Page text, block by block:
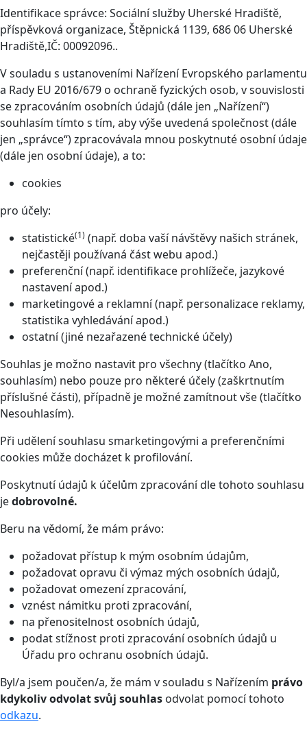
Identifikace správce: Sociální služby Uherské Hradiště,
příspěvková organizace, Štěpnická 1139, 686 06 Uherské
Hradiště,IČ: 00092096..
V souladu s ustanoveními Nařízení Evropského parlamentu
a Rady EU 2016/679 o ochraně fyzických osob, v souvislosti
se zpracováním osobních údajů (dále jen „Nařízení“)
souhlasím tímto s tím, aby výše uvedená společnost (dále
jen „správce“) zpracovávala mnou poskytnuté osobní údaje
(dále jen osobní údaje), a to:
cookies
pro účely:
statistické(1) (např. doba vaší návštěvy našich stránek,
nejčastěji používaná část webu apod.)
preferenční (např. identifikace prohlížeče, jazykové
nastavení apod.)
marketingové a reklamní (např. personalizace reklamy,
statistika vyhledávání apod.)
ostatní (jiné nezařazené technické účely)
Souhlas je možno nastavit pro všechny (tlačítko Ano,
souhlasím) nebo pouze pro některé účely (zaškrtnutím
příslušné části), případně je možné zamítnout vše (tlačítko
Nesouhlasím).
Při udělení souhlasu smarketingovými a preferenčními
cookies může docházet k profilování.
Poskytnutí údajů k účelům zpracování dle tohoto souhlasu
jedobrovolné.
Beru na vědomí, že mám právo:
požadovat přístup k mým osobním údajům,
požadovat opravu či výmaz mých osobních údajů,
požadovat omezení zpracování,
vznést námitku proti zpracování,
na přenositelnost osobních údajů,
podat stížnost proti zpracování osobních údajů u
Úřadu pro ochranu osobních údajů.
Byl/a jsem poučen/a, že mám v souladu s Nařízením právo
kdykoliv odvolat svůj souhlas odvolat pomocí tohoto
odkazu.